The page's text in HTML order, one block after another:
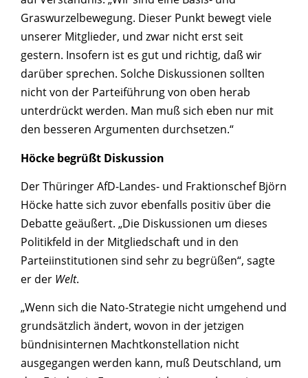
Graswurzelbewegung. Dieser Punkt bewegt viele
unserer Mitglieder, und zwar nicht erst seit
gestern. Insofern ist es gut und richtig, daß wir
darüber sprechen. Solche Diskussionen sollten
nicht von der Parteiführung von oben herab
unterdrückt werden. Man muß sich eben nur mit
den besseren Argumenten durchsetzen.“
Höcke begrüßt Diskussion
Der Thüringer AfD-Landes- und Fraktionschef Björn
Höcke hatte sich zuvor ebenfalls positiv über die
Debatte geäußert. „Die Diskussionen um dieses
Politikfeld in der Mitgliedschaft und in den
Parteiinstitutionen sind sehr zu begrüßen“, sagte
er der Welt.
„Wenn sich die Nato-Strategie nicht umgehend und
grundsätzlich ändert, wovon in der jetzigen
bündnisinternen Machtkonstellation nicht
ausgegangen werden kann, muß Deutschland, um